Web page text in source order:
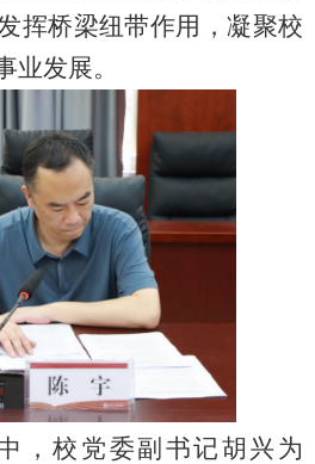
挥桥梁纽带作用，凝聚校
业发展。
，校党委副书记胡兴为